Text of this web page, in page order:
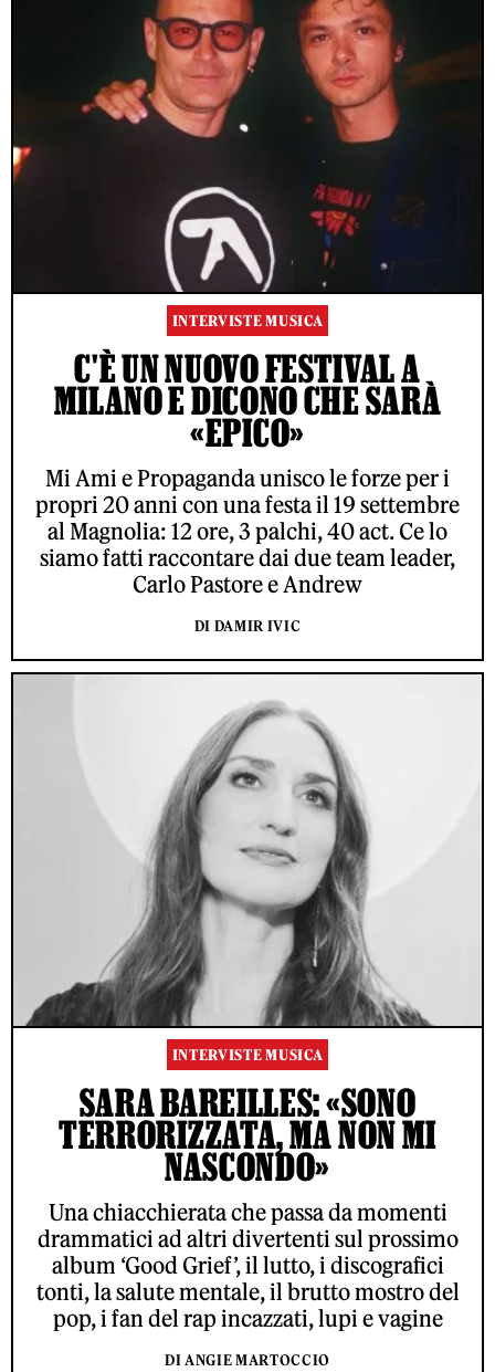
INTERVISTE MUSICA
C'È UN NUOVO FESTIVAL A
MILANO E DICONO CHE SARÀ
«EPICO»
Mi Ami e Propaganda unisco le forze per i
propri 20 anni con una festa il 19 settembre
al Magnolia: 12 ore, 3 palchi, 40 act. Ce lo
siamo fatti raccontare dai due team leader,
Carlo Pastore e Andrew
DI DAMIR IVIC
INTERVISTE MUSICA
SARA BAREILLES: «SONO
TERRORIZZATA, MA NON MI
NASCONDO»
Una chiacchierata che passa da momenti
drammatici ad altri divertenti sul prossimo
album ‘Good Grief’, il lutto, i discografici
tonti, la salute mentale, il brutto mostro del
pop, i fan del rap incazzati, lupi e vagine
DI ANGIE MARTOCCIO